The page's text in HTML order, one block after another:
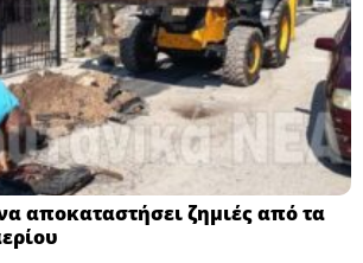
αποκαταστήσει ζημιές από τα